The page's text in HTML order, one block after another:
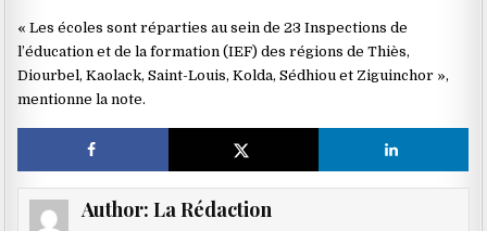
« Les écoles sont réparties au sein de 23 Inspections de
l’éducation et de la formation (IEF) des régions de Thiès,
Diourbel, Kaolack, Saint-Louis, Kolda, Sédhiou et Ziguinchor »,
mentionne la note.
Author: La Rédaction